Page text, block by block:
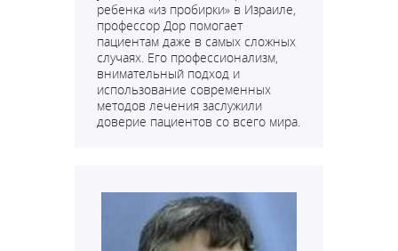
ребенка «из пробирки» в Израиле,
профессор Дор помогает
пациентам даже в самых сложных
случаях. Его профессионализм,
внимательный подход и
использование современных
методов лечения заслужили
доверие пациентов со всего мира.